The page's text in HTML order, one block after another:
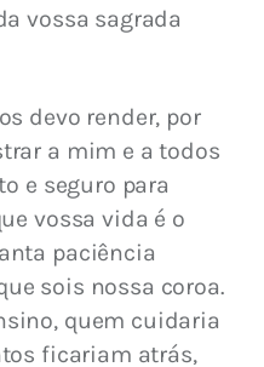
vossa sagrada
devo render, por
a mim e a todos
e seguro para
vossa vida é o
paciência
sois nossa coroa.
quem cuidaria
ficariam atrás,